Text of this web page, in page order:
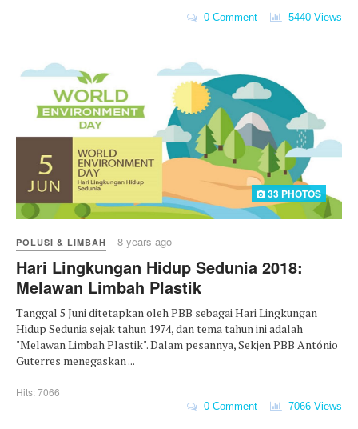
0 Comment 5440 Views
33 PHOTOS
POLUSI & LIMBAH 8 years ago
Hari Lingkungan Hidup Sedunia 2018:
Melawan Limbah Plastik
Tanggal 5 Juni ditetapkan oleh PBB sebagai Hari Lingkungan
Hidup Sedunia sejak tahun 1974, dan tema tahun ini adalah
"Melawan Limbah Plastik". Dalam pesannya, Sekjen PBB António
Guterres menegaskan ...
Hits: 7066
0 Comment 7066 Views